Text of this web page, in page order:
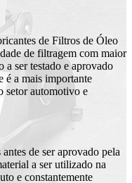
de Filtros de Óleo
de filtragem com maior
ser testado e aprovado
é a mais importante
setor automotivo e
de ser aprovado pela
a ser utilizado na
e constantemente